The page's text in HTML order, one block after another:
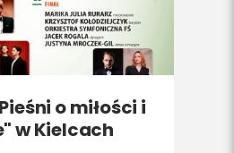
o miłości i
w Kielcach